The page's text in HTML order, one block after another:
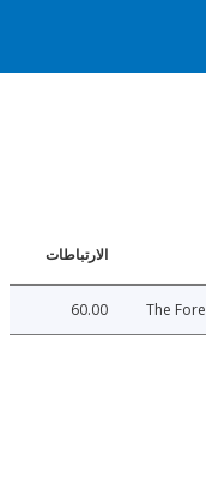
الارتباطات
60.00